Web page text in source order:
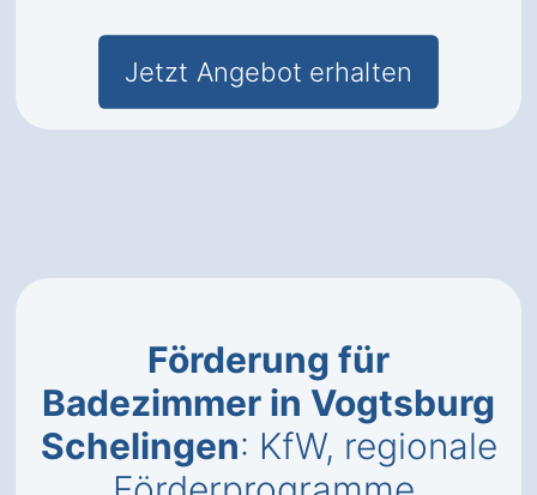
Jetzt Angebot erhalten
Förderung für
Badezimmer in Vogtsburg
Schelingen: KfW, regionale